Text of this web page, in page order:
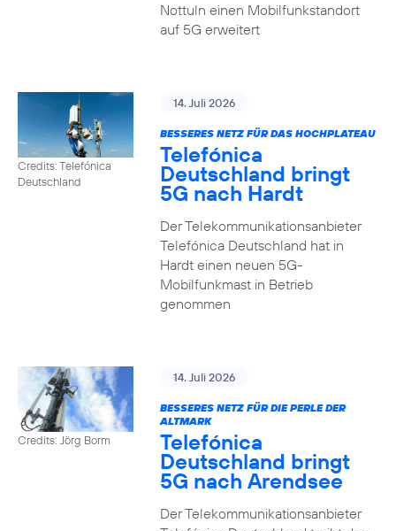
Nottuln einen Mobilfunkstandort
auf 5G erweitert
Credits: Telefónica
Deutschland
14. Juli 2026
BESSERES NETZ FÜR DAS HOCHPLATEAU
Telefónica
Deutschland bringt
5G nach Hardt
Der Telekommunikationsanbieter
Telefónica Deutschland hat in
Hardt einen neuen 5G-
Mobilfunkmast in Betrieb
genommen
Credits: Jörg Borm
14. Juli 2026
BESSERES NETZ FÜR DIE PERLE DER
ALTMARK
Telefónica
Deutschland bringt
5G nach Arendsee
Der Telekommunikationsanbieter